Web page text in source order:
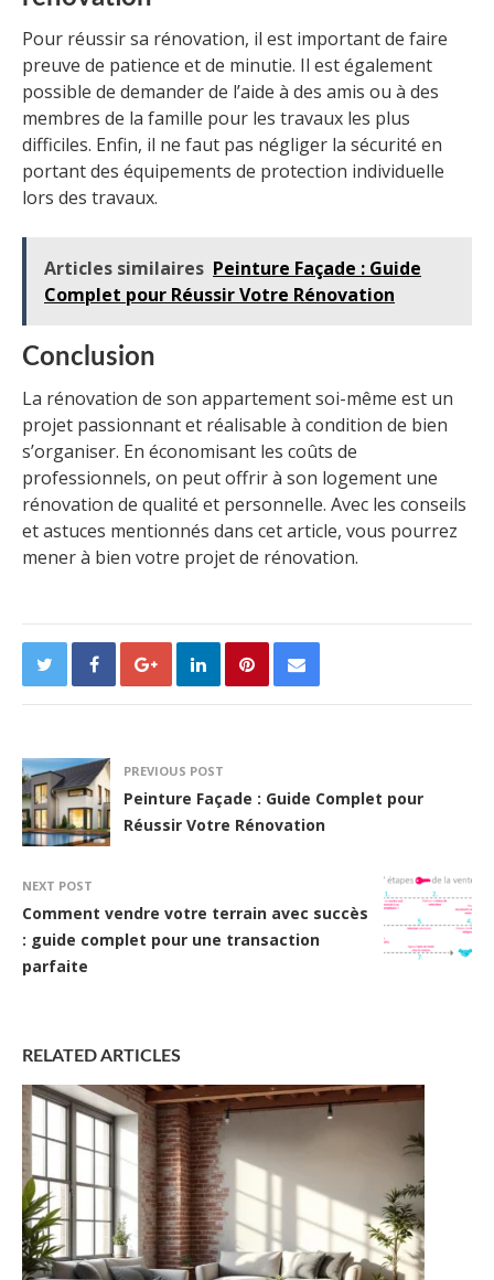
Pour réussir sa rénovation, il est important de faire
preuve de patience et de minutie. Il est également
possible de demander de l’aide à des amis ou à des
membres de la famille pour les travaux les plus
difficiles. Enfin, il ne faut pas négliger la sécurité en
portant des équipements de protection individuelle
lors des travaux.
Articles similaires Peinture Façade : Guide
Complet pour Réussir Votre Rénovation
Conclusion
La rénovation de son appartement soi-même est un
projet passionnant et réalisable à condition de bien
s’organiser. En économisant les coûts de
professionnels, on peut offrir à son logement une
rénovation de qualité et personnelle. Avec les conseils
et astuces mentionnés dans cet article, vous pourrez
mener à bien votre projet de rénovation.
PREVIOUS POST
Peinture Façade : Guide Complet pour
Réussir Votre Rénovation
NEXT POST
Comment vendre votre terrain avec succès
: guide complet pour une transaction
parfaite
RELATED ARTICLES